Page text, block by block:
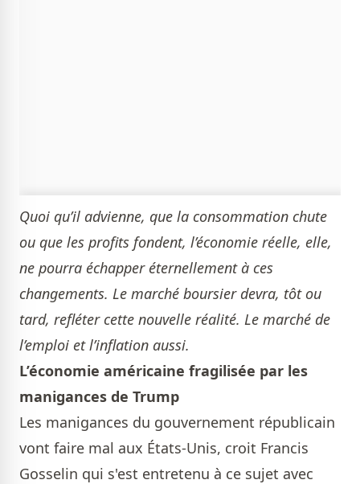
Quoi qu’il advienne, que la consommation chute
ou que les profits fondent, l’économie réelle, elle,
ne pourra échapper éternellement à ces
changements. Le marché boursier devra, tôt ou
tard, refléter cette nouvelle réalité. Le marché de
l’emploi et l’inflation aussi.
L’économie américaine fragilisée par les
manigances de Trump
Les manigances du gouvernement républicain
vont faire mal aux États-Unis, croit Francis
Gosselin qui s'est entretenu à ce sujet avec